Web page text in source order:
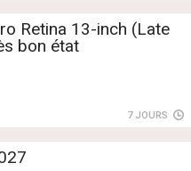
Retina 13-inch (Late
bon état
7 JOURS